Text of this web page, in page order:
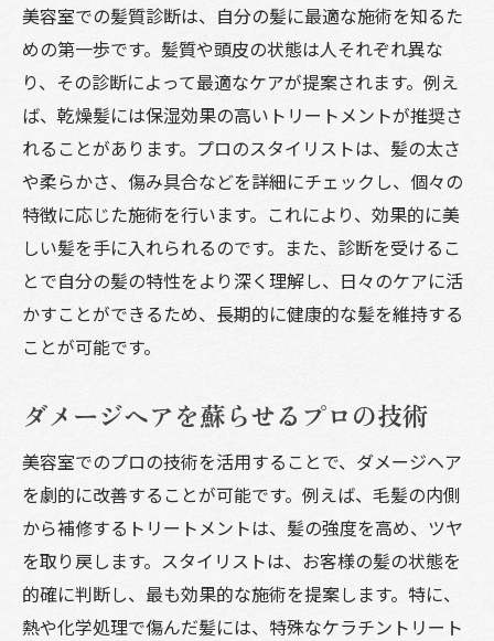
美容室での髪質診断は、自分の髪に最適な施術を知るた
めの第一歩です。髪質や頭皮の状態は人それぞれ異な
り、その診断によって最適なケアが提案されます。例え
ば、乾燥髪には保湿効果の高いトリートメントが推奨さ
れることがあります。プロのスタイリストは、髪の太さ
や柔らかさ、傷み具合などを詳細にチェックし、個々の
特徴に応じた施術を行います。これにより、効果的に美
しい髪を手に入れられるのです。また、診断を受けるこ
とで自分の髪の特性をより深く理解し、日々のケアに活
かすことができるため、長期的に健康的な髪を維持する
ことが可能です。
ダメージヘアを蘇らせるプロの技術
美容室でのプロの技術を活用することで、ダメージヘア
を劇的に改善することが可能です。例えば、毛髪の内側
から補修するトリートメントは、髪の強度を高め、ツヤ
を取り戻します。スタイリストは、お客様の髪の状態を
的確に判断し、最も効果的な施術を提案します。特に、
熱や化学処理で傷んだ髪には、特殊なケラチントリート